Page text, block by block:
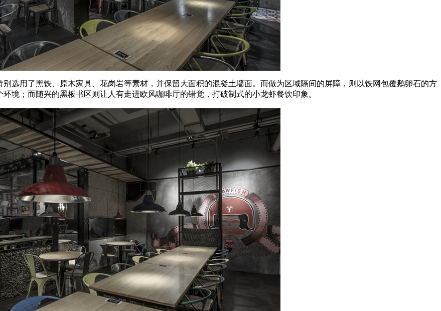
选用了黑铁、原木家具、花岗岩等素材，并保留大面积的混凝土墙面。而做为区域隔间的屏障，则以铁网包覆鹅卵石的方
境；而随兴的黑板书区则让人有走进欧风咖啡厅的错觉，打破制式的小龙虾餐饮印象。